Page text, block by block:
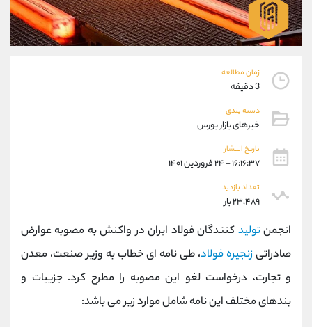
زمان مطالعه
3 دقیقه
دسته بندی
خبرهای بازار بورس
تاریخ انتشار
۱۶:۱۶:۳۷ - ۲۴ فروردین ۱۴۰۱
تعداد بازدید
۲۳,۴۸۹ بار
انجمنتولید کنندگان فولاد ایران در واکنش به مصوبه عوارض
صادراتی زنجیره فولاد، طی نامه ای خطاب به وزیر صنعت، معدن
و تجارت، درخواست لغو این مصوبه را مطرح کرد. جزییات و
بندهای مختلف این نامه شامل موارد زیر می باشد:
09927779040
واتساپ شروع گفتگو
تلگرام @Armteam_admin_por
پشتیبان فروش
موبایل
تلگرام
داخلی
اطلاعات تماس (دفتر فروش)
تلفن 021-22021030
021-22021040
بدون پیش شماره
اینستاگرام @alireza.mehrabii
کانال تلگرام @alirezamehrabi_com